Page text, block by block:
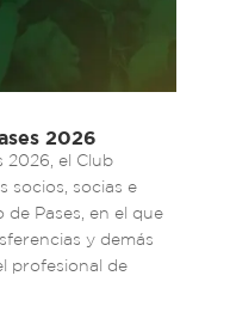
2026
2026, el Club
socios, socias e
Pases, en el que
y demás
profesional de